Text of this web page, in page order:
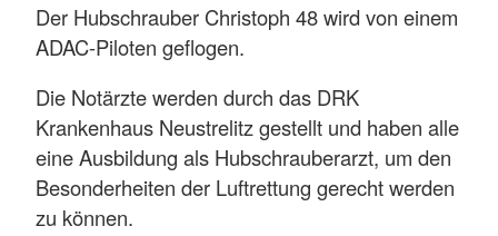
Der Hubschrauber Christoph 48 wird von einem
ADAC-Piloten geflogen.
Die Notärzte werden durch das DRK
Krankenhaus Neustrelitz gestellt und haben alle
eine Ausbildung als Hubschrauberarzt, um den
Besonderheiten der Luftrettung gerecht werden
zu können.